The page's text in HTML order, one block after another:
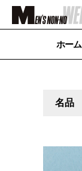
ホーム
名品